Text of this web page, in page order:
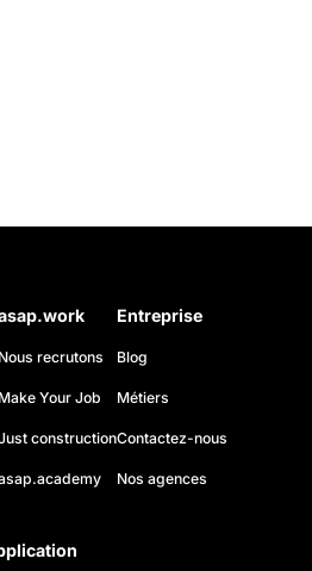
Nous recrutons
Make Your Job
construction
Entreprise
Blog
Métiers
Contactez-nous
Nos agences